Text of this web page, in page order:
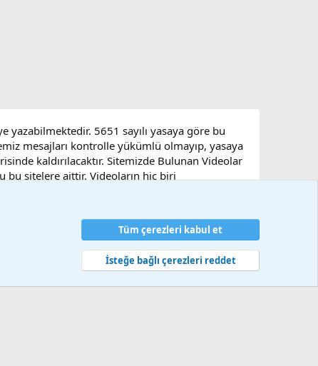
5651 sayılı yasaya göre bu
mesajları kontrolle yükümlü olmayıp, yasaya
kaldırılacaktır. Sitemizde Bulunan Videolar
bu sitelere aittir. Videoların hiç biri
ve kurallar Gizlilik politikası Yardım Ana sayfa
Tüm çerezleri kabul et
İsteğe bağlı çerezleri reddet